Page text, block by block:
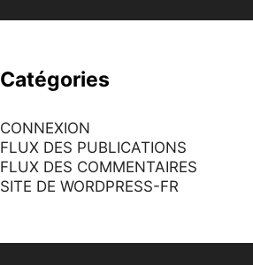
Catégories
CONNEXION
FLUX DES PUBLICATIONS
FLUX DES COMMENTAIRES
SITE DE WORDPRESS-FR